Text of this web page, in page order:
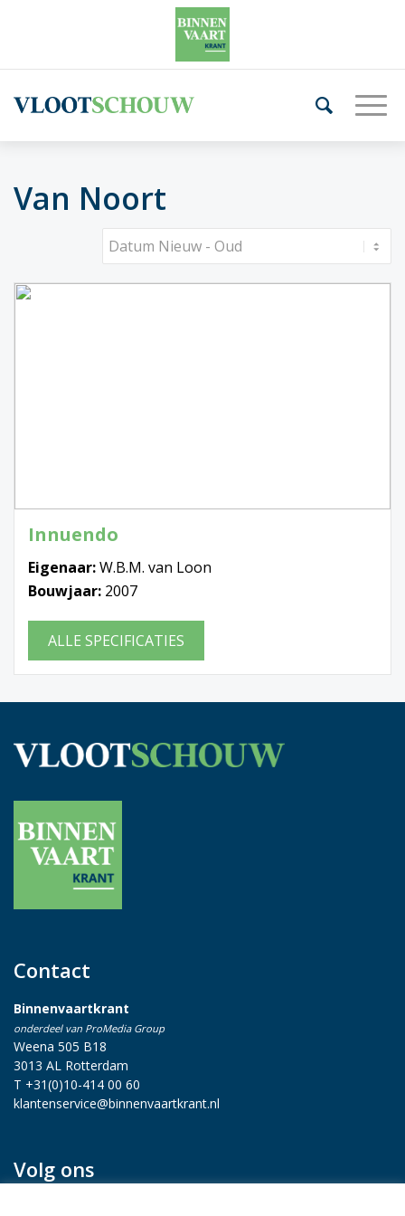
Van Noort
Innuendo
Eigenaar:W.B.M. van Loon
Bouwjaar: 2007
ALLE SPECIFICATIES
Contact
Binnenvaartkrant
onderdeel van ProMedia Group
Weena 505 B18
3013 AL Rotterdam
T +31(0)10-414 00 60
klantenservice@binnenvaartkrant.nl
Volg ons